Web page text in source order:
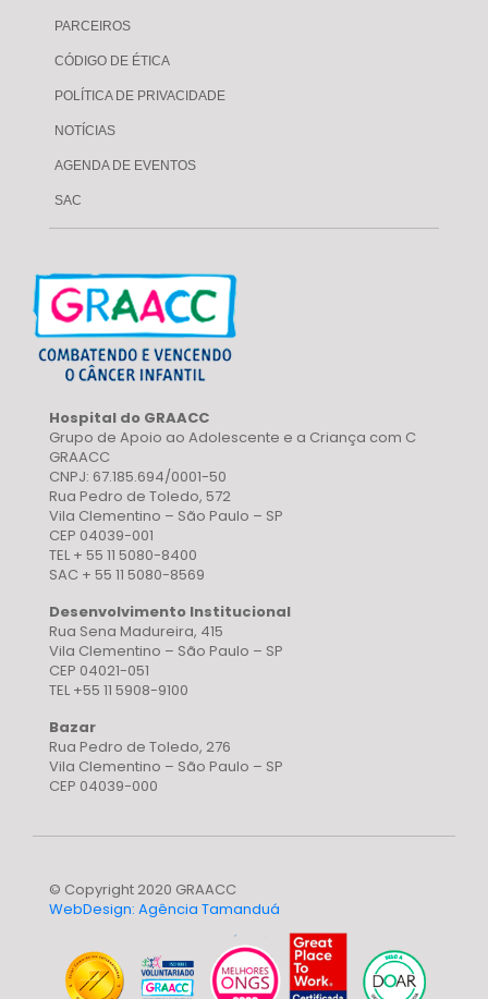
PARCEIROS
CÓDIGO DE ÉTICA
POLÍTICA DE PRIVACIDADE
NOTÍCIAS
AGENDA DE EVENTOS
SAC
Hospital do GRAACC
Grupo de Apoio ao Adolescente e a Criança com C
GRAACC
CNPJ: 67.185.694/0001-50
Rua Pedro de Toledo, 572
Vila Clementino – São Paulo – SP
CEP 04039-001
TEL + 55 11 5080-8400
SAC + 55 11 5080-8569
Desenvolvimento Institucional
Rua Sena Madureira, 415
Vila Clementino – São Paulo – SP
CEP 04021-051
TEL +55 11 5908-9100
Bazar
Rua Pedro de Toledo, 276
Vila Clementino – São Paulo – SP
CEP 04039-000
© Copyright 2020 GRAACC
WebDesign: Agência Tamanduá